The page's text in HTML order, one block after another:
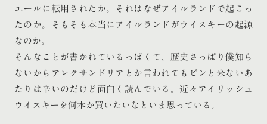
エールに転用されたか。それはなぜアイルランドで起こっ
たのか。そもそも本当にアイルランドがウイスキーの起源
なのか。
そんなことが書かれているっぽくて、歴史さっぱり僕知ら
ないからアレクサンドリアとか言われてもピンと来ないあ
たりは辛いのだけど面白く読んでいる。近々アイリッシュ
ウイスキーを何本か買いたいなといま思っている。